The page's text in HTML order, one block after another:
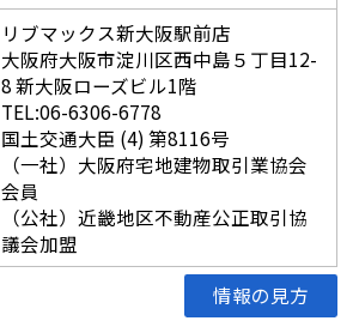
リブマックス新大阪駅前店
大阪府大阪市淀川区西中島５丁目12-
8 新大阪ローズビル1階
TEL:06-6306-6778
国土交通大臣 (4) 第8116号
（一社）大阪府宅地建物取引業協会
会員
（公社）近畿地区不動産公正取引協
議会加盟
情報の見方